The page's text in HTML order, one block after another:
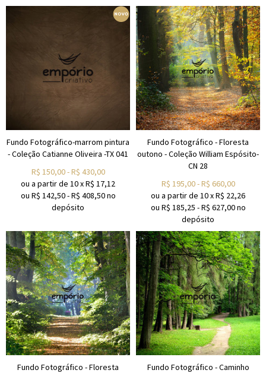
Fundo Fotográfico-marrom pintura
- Coleção Catianne Oliveira -TX 041
R$ 150,00-R$ 430,00
ou a partir de 10xR$ 17,12
ou R$ 142,50-R$ 408,50no
depósito
Fundo Fotográfico - Floresta
outono - Coleção William Espósito-
CN 28
R$ 195,00-R$ 660,00
ou a partir de 10xR$ 22,26
ou R$ 185,25 -R$ 627,00no
depósito
Fundo Fotográfico - Floresta
Fundo Fotográfico - Caminho